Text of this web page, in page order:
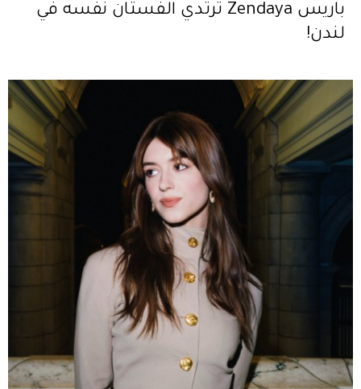
باريس Zendaya ترتدي الفستان نفسه في
لندن!